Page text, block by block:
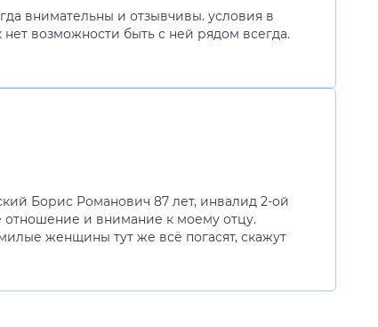
внимательны и отзывчивы. условия в
нет возможности быть с ней рядом всегда.
Борис Романович 87 лет, инвалид 2-ой
отношение и внимание к моему отцу.
женщины тут же всё погасят, скажут